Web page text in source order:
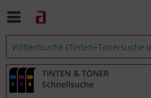
TINTEN & TONER
Schnellsuche